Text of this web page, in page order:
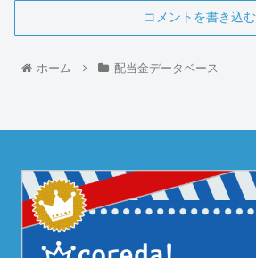
コメントを書き込む
ホーム 配当金データベース